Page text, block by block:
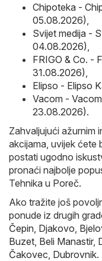
Chipoteka -
05.08.2026)
Svijet medija -
04.08.2026)
FRIGO & Co. -
31.08.2026)
Elipso - Elipso
Vacom -
23.08.2026).
Zahvaljujući ažurnim
akcijama, uvijek ćete
postati ugodno
pronaći najbolje
Tehnika u Poreč.
Ako tražite još
ponude iz drugih
Čepin Djakovo
Buzet Beli Manastir,
Čakovec Dubrovnik.